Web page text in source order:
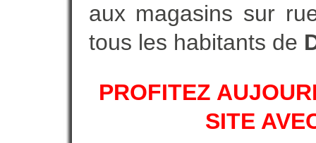
aux magasins sur
tous les habitants de
PROFITEZ
SITE